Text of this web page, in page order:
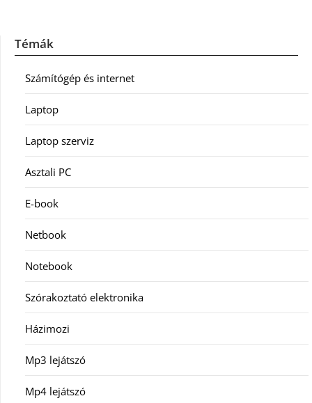
Témák
Számítógép és internet
Laptop
Laptop szerviz
Asztali PC
E-book
Netbook
Notebook
Szórakoztató elektronika
Házimozi
Mp3 lejátszó
Mp4 lejátszó